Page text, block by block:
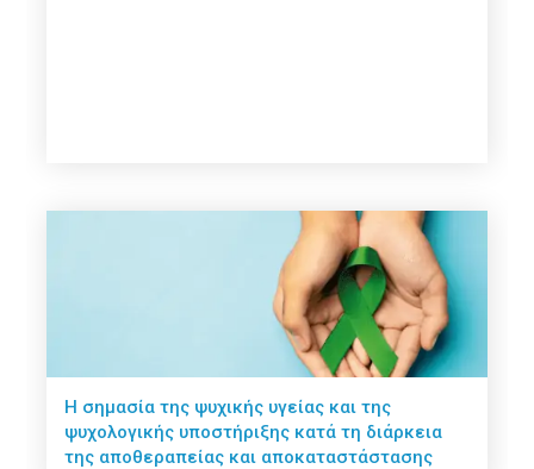
Η σημασία της ψυχικής υγείας και της
ψυχολογικής υποστήριξης κατά τη διάρκεια
της αποθεραπείας και αποκαταστάστασης